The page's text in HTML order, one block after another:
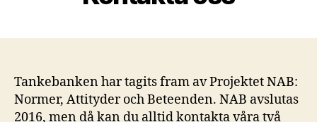
Tankebanken har tagits fram av Projektet NAB:
Normer, Attityder och Beteenden. NAB avslutas
2016, men då kan du alltid kontakta våra två